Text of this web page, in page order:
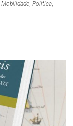
Mobilidade, Política,